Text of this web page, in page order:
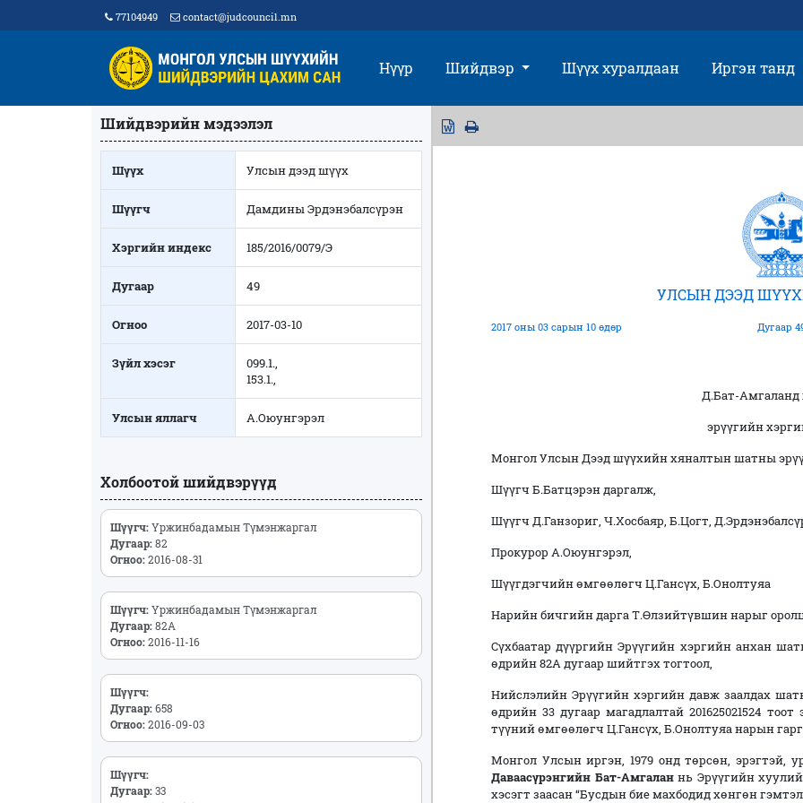
77104949 contact@judcouncil.mn
Нүүр Шийдвэр Шүүх хуралдаан Иргэн танд
Шийдвэрийн мэдээлэл
Шүүх Улсын дээд шүүх
Шүүгч Дамдины Эрдэнэбалсүрэн
Хэргийн индекс 185/2016/0079/Э
Дугаар 49
Огноо 2017-03-10
Зүйл хэсэг
099.1.,
153.1.,
Улсын яллагч А.Оюунгэрэл
Холбоотой шийдвэрүүд
Шүүгч:Үржинбадамын Түмэнжаргал
Дугаар:82
Огноо:2016-08-31
Шүүгч:Үржинбадамын Түмэнжаргал
Дугаар:82А
Огноо:2016-11-16
Шүүгч:
Дугаар:658
Огноо:2016-09-03
Шүүгч:
Дугаар:33
УЛСЫН ДЭЭД
2017 оны 03 сарын 10 өдөр Дугаар
Д.Бат-Амгаланд
эрүүгийн
Монгол Улсын Дээд шүүхийн хяналтын шатны
Шүүгч Б.Батцэрэн даргалж,
Шүүгч Д.Ганзориг, Ч.Хосбаяр, Б.Цогт,
Прокурор А.Оюунгэрэл,
Шүүгдэгчийн өмгөөлөгч Ц.Гансүх, Б.Онолтуяа
Нарийн бичгийн дарга Т.Өлзийтүвшин нарыг
Сүхбаатар дүүргийн Эрүүгийн хэргийн анхан
өдрийн 82А дугаар шийтгэх тогтоол,
Нийслэлийн Эрүүгийн хэргийн давж заалдах
өдрийн 33 дугаар магадлалтай 201625021524
түүний өмгөөлөгч Ц.Гансүх, Б.Онолтуяа нарын
Монгол Улсын иргэн, 1979 онд төрсөн, эрэгтэй,
Даваасүрэнгийн Бат-Амгаланнь Эрүүгийн
хэсэгт заасан “Бусдын бие махбодид хөнгөн